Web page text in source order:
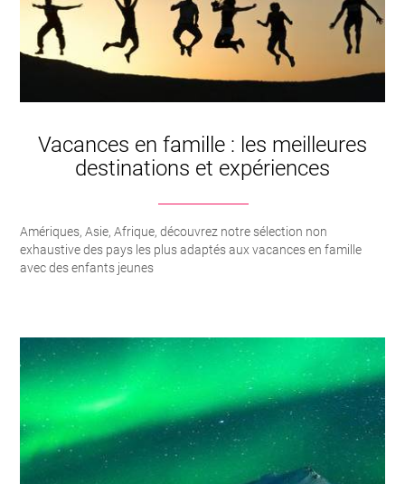
Vacances en famille : les meilleures
destinations et expériences
Amériques, Asie, Afrique, découvrez notre sélection non
exhaustive des pays les plus adaptés aux vacances en famille
avec des enfants jeunes